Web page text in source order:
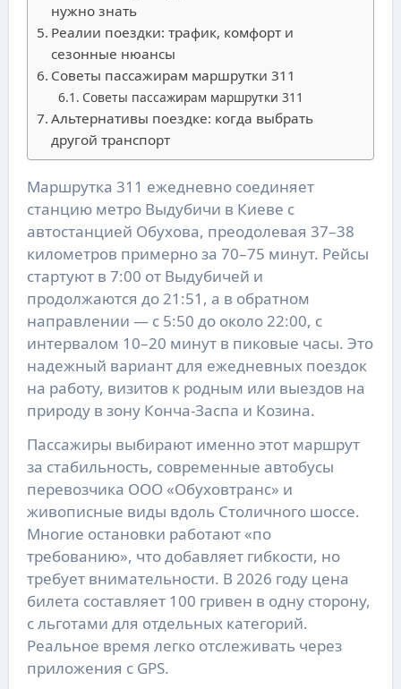
нужно знать
Реалии поездки: трафик, комфорт и
сезонные нюансы
Советы пассажирам маршрутки 311
Советы пассажирам маршрутки 311
Альтернативы поездке: когда выбрать
другой транспорт
Маршрутка 311 ежедневно соединяет
станцию метро Выдубичи в Киеве с
автостанцией Обухова, преодолевая 37–38
километров примерно за 70–75 минут. Рейсы
стартуют в 7:00 от Выдубичей и
продолжаются до 21:51, а в обратном
направлении — с 5:50 до около 22:00, с
интервалом 10–20 минут в пиковые часы. Это
надежный вариант для ежедневных поездок
на работу, визитов к родным или выездов на
природу в зону Конча-Заспа и Козина.
Пассажиры выбирают именно этот маршрут
за стабильность, современные автобусы
перевозчика ООО «Обуховтранс» и
живописные виды вдоль Столичного шоссе.
Многие остановки работают «по
требованию», что добавляет гибкости, но
требует внимательности. В 2026 году цена
билета составляет 100 гривен в одну сторону,
с льготами для отдельных категорий.
Реальное время легко отслеживать через
приложения с GPS.